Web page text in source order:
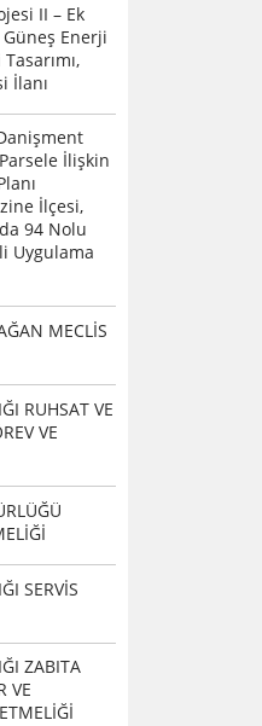
II – Ek
Enerji
İlanı
İlişkin
İlçesi,
94 Nolu
Uygulama
MECLİS
RUHSAT VE
VE
SERVİS
ZABITA
VE